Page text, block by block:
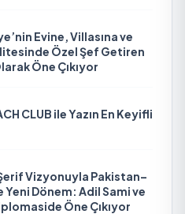
Evine, Villasına ve
Özel Şef Getiren
Öne Çıkıyor
CLUB ile Yazın En Keyifli
Vizyonuyla Pakistan–
Dönem: Adil Sami ve
Öne Çıkıyor